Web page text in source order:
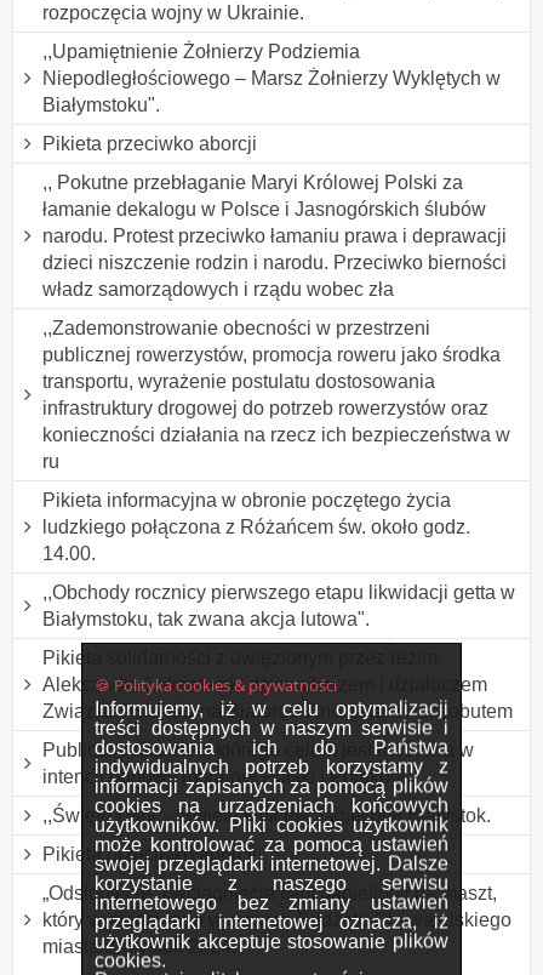
🍪 Polityka cookies & prywatności
Informujemy, iż w celu optymalizacji
treści dostępnych w naszym serwisie i
dostosowania ich do Państwa
indywidualnych potrzeb korzystamy z
informacji zapisanych za pomocą plików
cookies na urządzeniach końcowych
użytkowników. Pliki cookies użytkownik
może kontrolować za pomocą ustawień
swojej przeglądarki internetowej. Dalsze
korzystanie z naszego serwisu
internetowego bez zmiany ustawień
przeglądarki internetowej oznacza, iż
użytkownik akceptuje stosowanie plików
cookies.
rozpoczęcia wojny w Ukrainie.
,,Upamiętnienie Żołnierzy Podziemia
Niepodległościowego – Marsz Żołnierzy Wyklętych w
Białymstoku".
Pikieta przeciwko aborcji
,, Pokutne przebłaganie Maryi Królowej Polski za
łamanie dekalogu w Polsce i Jasnogórskich ślubów
narodu. Protest przeciwko łamaniu prawa i deprawacji
dzieci niszczenie rodzin i narodu. Przeciwko bierności
władz samorządowych i rządu wobec zła
,,Zademonstrowanie obecności w przestrzeni
publicznej rowerzystów, promocja roweru jako środka
transportu, wyrażenie postulatu dostosowania
infrastruktury drogowej do potrzeb rowerzystów oraz
konieczności działania na rzecz ich bezpieczeństwa w
ru
Pikieta informacyjna w obronie poczętego życia
ludzkiego połączona z Różańcem św. około godz.
14.00.
,,Obchody rocznicy pierwszego etapu likwidacji getta w
Białymstoku, tak zwana akcja lutowa".
Pikieta solidarności z uwięzionym przez reżim
Aleksandra Łukaszenki dziennikarzem i działaczem
Związku Polaków na Białorusi Andrzejem Poczobutem
Publiczny różaniec, którego celem jest modlitwa w
intencji odnowy moralnej Polski i Polaków.
,,Święto Ultry" - Święto kibiców Jagiellonii Białystok.
Pikieta przeciwko aborcji
„Odsłonięcie” i wciągnięcie flagi Jagiellonii na maszt,
który wybudowano w ramach Budżetu Obywatelskiego
miasta Białystok 2024.